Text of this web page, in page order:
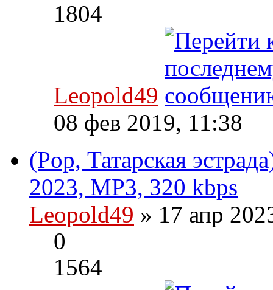
1804
Leopold49
08 фев 2019, 11:38
(Pop, Татарская
2023, MP3, 320 kbps
Leopold49 » 17 апр
0
1564